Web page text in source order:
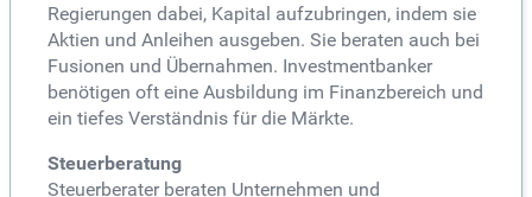
Regierungen dabei, Kapital aufzubringen, indem sie
Aktien und Anleihen ausgeben. Sie beraten auch bei
Fusionen und Übernahmen. Investmentbanker
benötigen oft eine Ausbildung im Finanzbereich und
ein tiefes Verständnis für die Märkte.
Steuerberatung
Steuerberater beraten Unternehmen und